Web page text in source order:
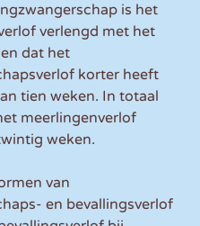
is het
verlengd met het
dat het
korter heeft
tien weken. In totaal
meerlingenverlof
weken.
van
en bevallingsverlof